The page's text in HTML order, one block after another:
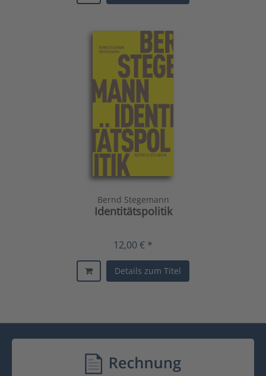
Bernd Stegemann
Identitätspolitik
12,00 € *
Details zum Titel